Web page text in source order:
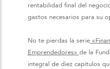
rentabilidad final del
gastos necesarios para su
No te pierdas la serie
Emprendedores» de la
integral de diez capítulos